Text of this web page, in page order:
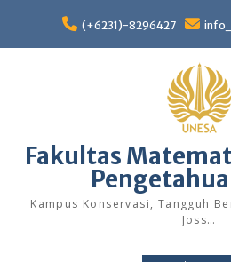
content
(+6231)-8296427
Fakultas
Kampus Konservasi, Tangguh
Joss…